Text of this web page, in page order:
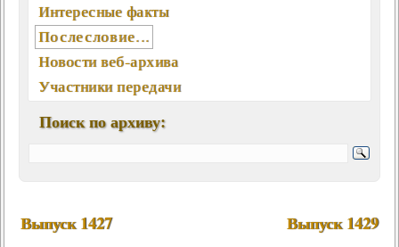
Интересные факты
Послесловие...
Новости веб-архива
Участники передачи
Статьи, интервью, книги
Памятные даты августа
Поиск по архиву:
Выпуск 1427 Выпуск 1429